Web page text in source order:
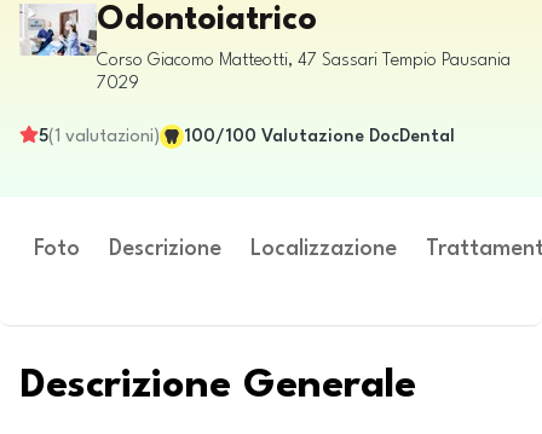
Odontoiatrico
Corso Giacomo Matteotti, 47 Sassari Tempio Pausania
7029
5(1 valutazioni) 100/100 Valutazione DocDental
Foto Descrizione Localizzazione
Descrizione Generale